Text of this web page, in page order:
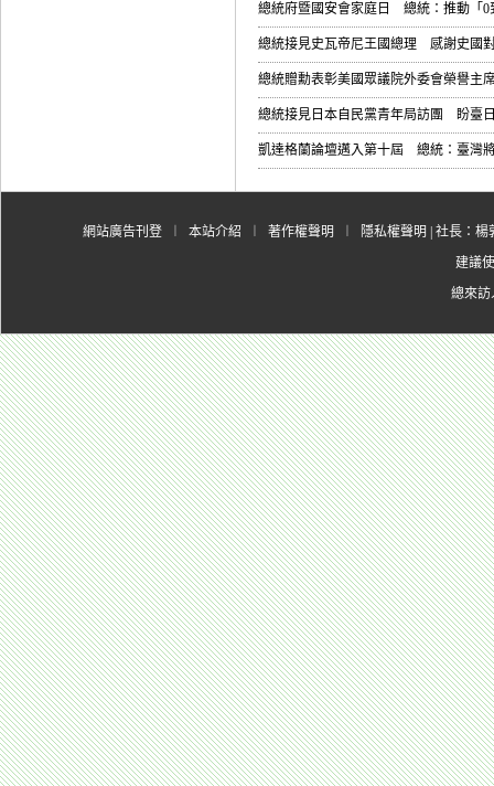
總統府暨國安會家庭日 總統：推動「
總統接見史瓦帝尼王國總理 感謝史國
總統贈勳表彰美國眾議院外委會榮譽
總統接見日本自民黨青年局訪團 盼臺
凱達格蘭論壇邁入第十屆 總統：臺灣
網站廣告刊登 本站介紹 著作權聲明 隱私權聲明 | 社長：
建議
總來訪